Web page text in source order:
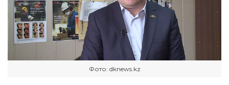
Фото: dknews.kz